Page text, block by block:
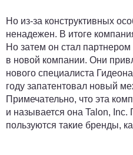
Но из-за конструктивных
ненадежен. В итоге
Но затем он стал
в новой компании. Они
нового специалиста
году запатентовал новый
Примечательно, что эта
и называется она Talon,
пользуются такие бренды,